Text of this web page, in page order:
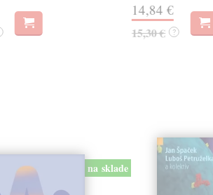
14,84 €
15,30 € ?
na sklade